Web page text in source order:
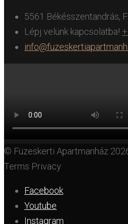
5561 Békésszentandrás,
Lépj velünk kapcsolatba!
© Füzeskerti Apartmanház
Terms Privacy
Facebook
Youtube
Instagram